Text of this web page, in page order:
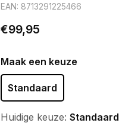
EAN: 8713291225466
€99,95
Maak een keuze
Standaard
Huidige keuze: Standaard